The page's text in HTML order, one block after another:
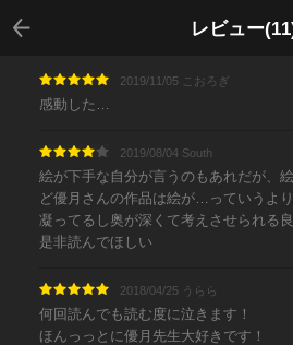
レビュー
戻る
2019/11/05 こおろぎ
感動した…
2019/08/04 South
絵が下手な自分が言うのもあれだが、
ど優月さんの作品は絵が…っていうよ
凝ってるし奥が深くて考えさせられる
是非読んでほしい
2018/04/25 うらら
何回読んでも読む度に泣きます！
ほんっっとに優月先生大好きです！